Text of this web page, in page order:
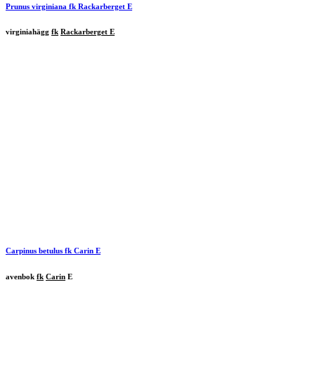
Prunus virginiana fk Rackarberget E
virginiahägg fk Rackarberget E
Carpinus betulus fk Carin E
avenbok fk Carin E